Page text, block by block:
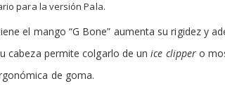
para la versión Pala.
el mango “G Bone” aumenta su rigidez y
cabeza permite colgarlo de unice clipper o
de goma.